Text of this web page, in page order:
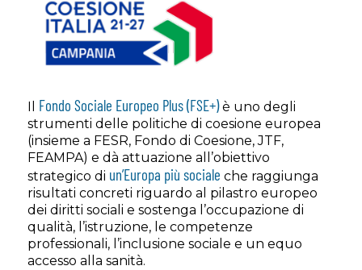
Fondo Sociale Europeo Plus (FSE+)è uno degli
strumenti delle politiche di coesione europea
(insieme a FESR, Fondo di Coesione, JTF,
FEAMPA) e dà attuazione all’obiettivo
strategico di un’Europa più sociale che raggiunga
risultati concreti riguardo al pilastro europeo
dei diritti sociali e sostenga l’occupazione di
qualità, l’istruzione, le competenze
professionali, l’inclusione sociale e un equo
accesso alla sanità.